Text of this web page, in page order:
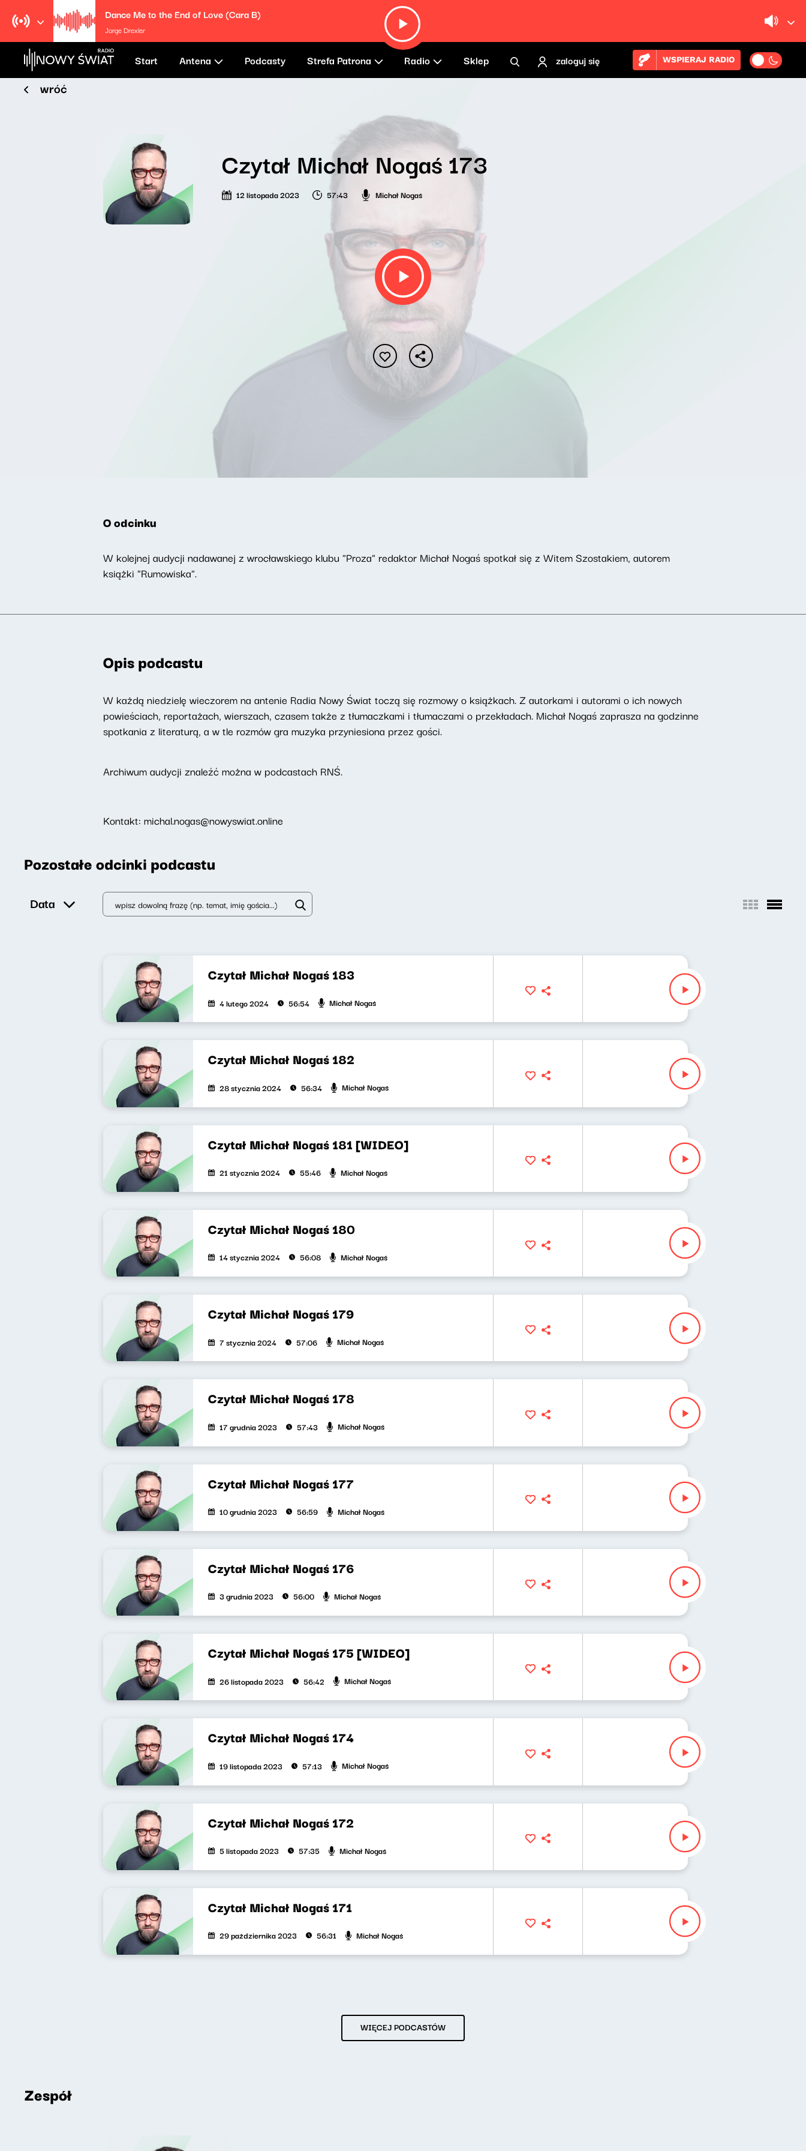
Dance Me to the End of Love (Cara B)
Jorge Drexler
Start Antena Podcasty Strefa Patrona Radio Sklep zaloguj się WSPIERAJ RADIO
wróć
Czytał Michał Nogaś 173
12 listopada 2023 57:43 Michał Nogaś
O odcinku
W kolejnej audycji nadawanej z wrocławskiego klubu "Proza" redaktor Michał Nogaś spotkał się z Witem Szostakiem, autorem
książki "Rumowiska".
Opis podcastu
W każdą niedzielę wieczorem na antenie Radia Nowy Świat toczą się rozmowy o książkach. Z autorkami i autorami o ich nowych
powieściach, reportażach, wierszach, czasem także z tłumaczkami i tłumaczami o przekładach. Michał Nogaś zaprasza na godzinne
spotkania z literaturą, a w tle rozmów gra muzyka przyniesiona przez gości.
Archiwum audycji znaleźć można w podcastach RNŚ.
Kontakt: michal.nogas@nowyswiat.online
Pozostałe odcinki podcastu
Data
Czytał Michał Nogaś 183
4 lutego 2024 56:54 Michał Nogaś
Czytał Michał Nogaś 182
28 stycznia 2024 56:34 Michał Nogaś
Czytał Michał Nogaś 181 [WIDEO]
21 stycznia 2024 55:46 Michał Nogaś
Czytał Michał Nogaś 180
14 stycznia 2024 56:08 Michał Nogaś
Czytał Michał Nogaś 179
7 stycznia 2024 57:06 Michał Nogaś
Czytał Michał Nogaś 178
17 grudnia 2023 57:43 Michał Nogaś
Czytał Michał Nogaś 177
10 grudnia 2023 56:59 Michał Nogaś
Czytał Michał Nogaś 176
3 grudnia 2023 56:00 Michał Nogaś
Czytał Michał Nogaś 175 [WIDEO]
26 listopada 2023 56:42 Michał Nogaś
Czytał Michał Nogaś 174
19 listopada 2023 57:13 Michał Nogaś
Czytał Michał Nogaś 172
5 listopada 2023 57:35 Michał Nogaś
Czytał Michał Nogaś 171
29 października 2023 56:31 Michał Nogaś
WIĘCEJ PODCASTÓW
Zespół